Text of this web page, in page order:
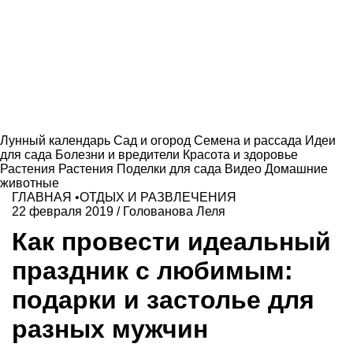
Лунный календарь Сад и огород Семена и рассада Идеи
для сада Болезни и вредители Красота и здоровье
Растения Растения Поделки для сада Видео Домашние
животные
ГЛАВНАЯ •ОТДЫХ И РАЗВЛЕЧЕНИЯ
22 февраля 2019 / Голованова Леля
Как провести идеальный
праздник с любимым:
подарки и застолье для
разных мужчин